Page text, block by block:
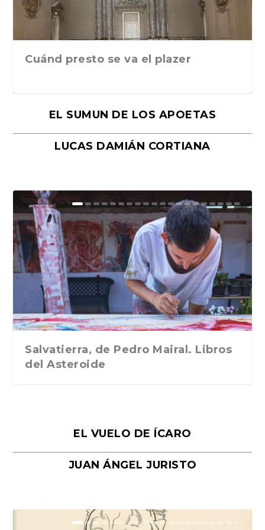
Cuánd presto se va el plazer
Moral, de Lyra Ekström Lindbäck.
Traducción de Car...
Revolución, de Hugo Gonçalves.
Libros del Asteroid...
«La música ha sido el gran amor de
mi vida». Esthe...
«El barman del Ritz», de Philippe
Collin. Traducci...
Mañanas de editorial, noches de
Bocaccio
EL SUMUN DE LOS APOETAS
LUCAS DAMIÁN CORTIANA
Salvatierra, de Pedro Mairal. Libros
del Asteroide
EL VUELO DE ÍCARO
JUAN ÁNGEL JURISTO